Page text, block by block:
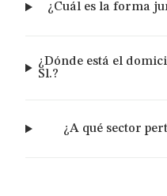
¿Cuál es la forma
¿Dónde está el
Sl.?
¿A qué sector